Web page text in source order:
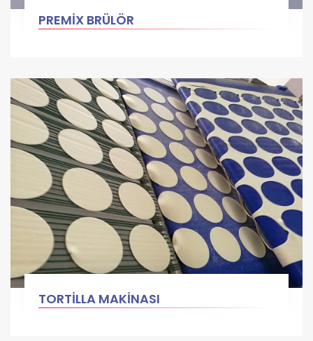
PREMİX BRÜLÖR
TORTİLLA MAKİNASI